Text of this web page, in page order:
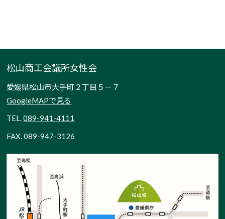
松山商工会議所女性会
愛媛県松山市大手町２丁目５－７
GoogleMAPで見る
TEL.089-941-4111
FAX. 089-947-3126